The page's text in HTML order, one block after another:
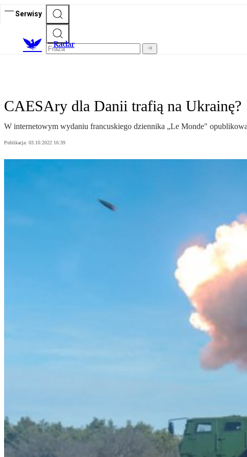
Serwisy
Radar
CAESAry dla Danii trafią na Ukrainę?
W internetowym wydaniu francuskiego dziennika „Le Monde"
Publikacja: 03.10.2022 16:39